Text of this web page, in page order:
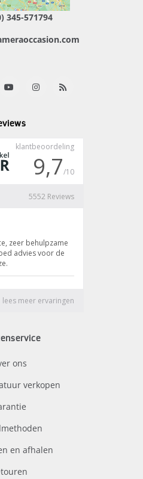
345-571794
ons
verkopen
en afhalen